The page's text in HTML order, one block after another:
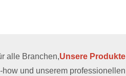
alle Branchen,Unsere Produkte
how und unserem professionellen